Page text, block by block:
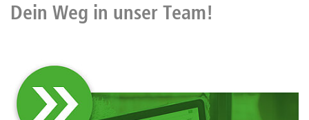
Dein Weg in unser Team!